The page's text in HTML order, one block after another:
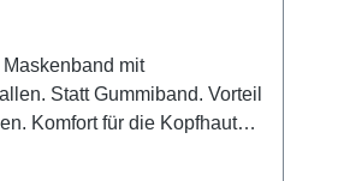
mit
Statt Gummiband. Vorteil
Komfort für die Kopfhaut